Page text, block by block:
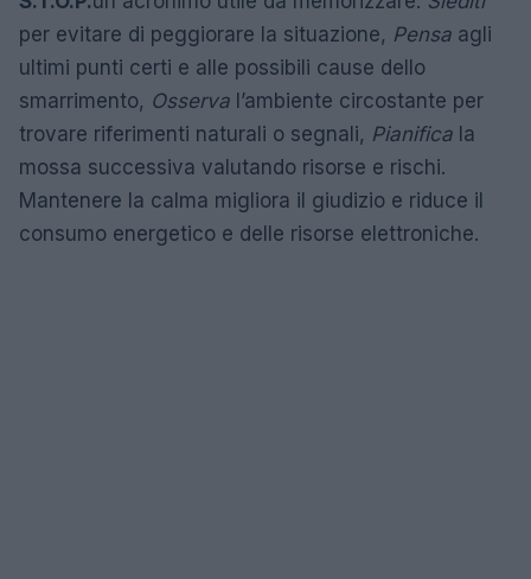
per evitare di peggiorare la situazione, Pensa agli
ultimi punti certi e alle possibili cause dello
smarrimento, Osserva l’ambiente circostante per
trovare riferimenti naturali o segnali, Pianifica la
mossa successiva valutando risorse e rischi.
Mantenere la calma migliora il giudizio e riduce il
consumo energetico e delle risorse elettroniche.